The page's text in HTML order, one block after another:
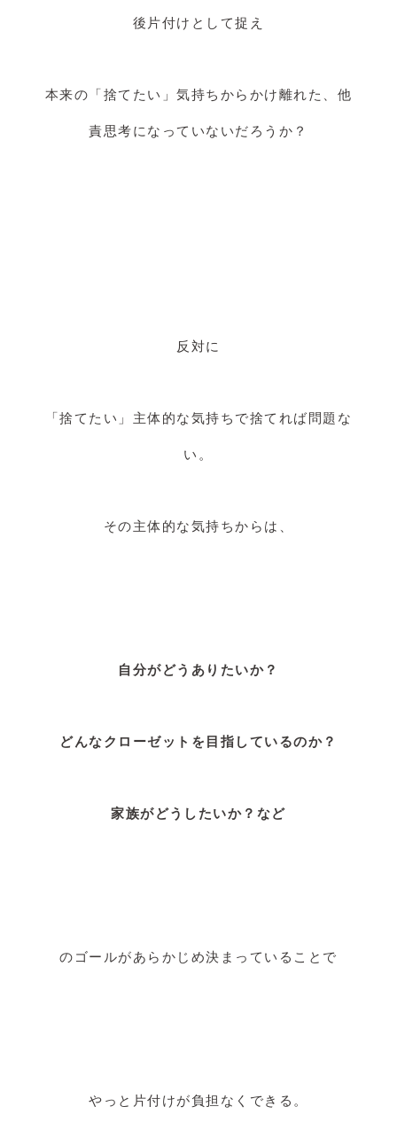
後片付けとして捉え
本来の「捨てたい」気持ちからかけ離れた、他
責思考になっていないだろうか？
反対に
「捨てたい」主体的な気持ちで捨てれば問題な
い。
その主体的な気持ちからは、
自分がどうありたいか？
どんなクローゼットを目指しているのか？
家族がどうしたいか？など
のゴールがあらかじめ決まっていることで
やっと片付けが負担なくできる。